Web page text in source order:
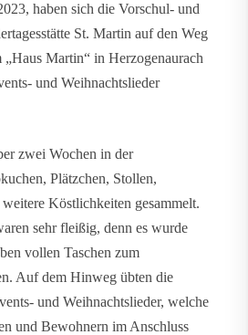
haben sich die Vorschul- und
St. Martin auf den Weg
„Haus Martin“ in Herzogenaurach
und Weihnachtslieder
zwei Wochen in der
Plätzchen, Stollen,
Köstlichkeiten gesammelt.
sehr fleißig, denn es wurde
vollen Taschen zum
Auf dem Hinweg übten die
und Weihnachtslieder, welche
und Bewohnern im Anschluss